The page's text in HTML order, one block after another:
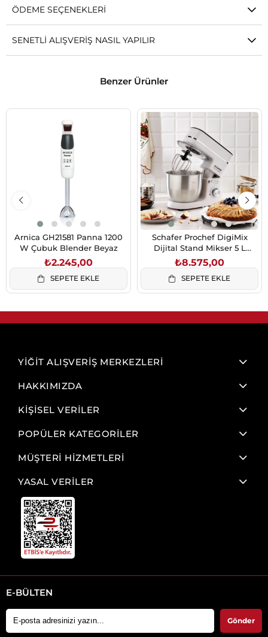
ÖDEME SEÇENEKLERI
SENETLI ALIŞVERIŞ NASIL YAPILIR
Benzer Ürünler
Arnica GH21581 Panna 1200
W Çubuk Blender Beyaz
₺2.245,00
SEPETE EKLE
Schafer Prochef DigiMix
Dijital Stand Mikser 5 L
1500W Beyaz
₺8.575,00
SEPETE EKLE
YİĞİT ALIŞVERİŞ MERKEZLERİ
HAKKIMIZDA
KİŞİSEL VERİLER
POPÜLER KATEGORİLER
MÜŞTERİ HİZMETLERİ
YASAL VERİLER
E-BÜLTEN
Gönder